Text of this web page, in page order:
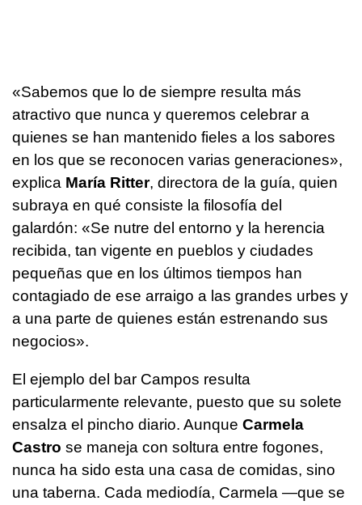
«Sabemos que lo de siempre resulta más
atractivo que nunca y queremos celebrar a
quienes se han mantenido fieles a los sabores
en los que se reconocen varias generaciones»,
explica María Ritter, directora de la guía, quien
subraya en qué consiste la filosofía del
galardón: «Se nutre del entorno y la herencia
recibida, tan vigente en pueblos y ciudades
pequeñas que en los últimos tiempos han
contagiado de ese arraigo a las grandes urbes y
a una parte de quienes están estrenando sus
negocios».
El ejemplo del bar Campos resulta
particularmente relevante, puesto que su solete
ensalza el pincho diario. Aunque Carmela
Castro se maneja con soltura entre fogones,
nunca ha sido esta una casa de comidas, sino
una taberna. Cada mediodía, Carmela —que se